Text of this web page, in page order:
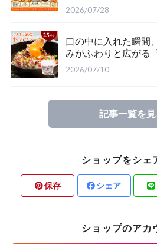
2026/07/28
口の中に入れた瞬間
みがふわりと広がる
2026/07/10
記事一覧を
ショップをシェ
保存 シェア
ショップのアカ